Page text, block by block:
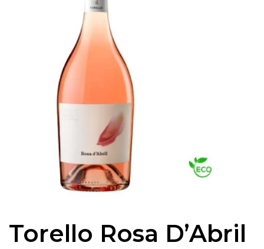
Torello Rosa D’Abril